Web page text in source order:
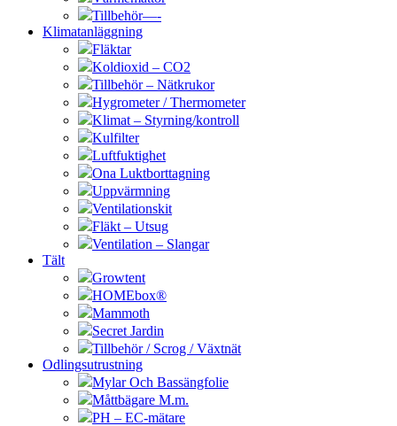
Tillbehör—-
Klimatanläggning
Fläktar
Koldioxid – CO2
Tillbehör – Nätkrukor
Hygrometer / Thermometer
Klimat – Styrning/kontroll
Kulfilter
Luftfuktighet
Ona Luktborttagning
Uppvärmning
Ventilationskit
Fläkt – Utsug
Ventilation – Slangar
Tält
Growtent
HOMEbox®
Mammoth
Secret Jardin
Tillbehör / Scrog / Växtnät
Odlingsutrustning
Mylar Och Bassängfolie
Måttbägare M.m.
PH – EC-mätare